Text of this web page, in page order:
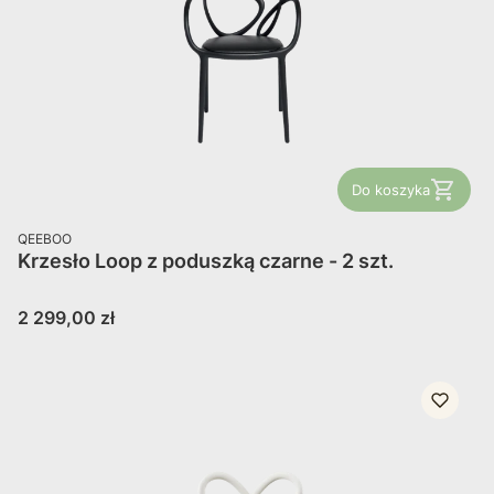
Do koszyka
PRODUCENT
QEEBOO
Krzesło Loop z poduszką czarne - 2 szt.
Cena
2 299,00 zł